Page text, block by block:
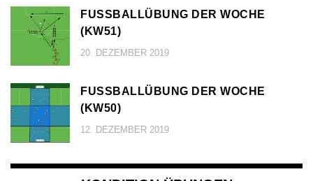
FUSSBALLÜBUNG DER WOCHE (
KW51)
20. DEZEMBER 2019
FUSSBALLÜBUNG DER WOCHE (
KW50)
12. DEZEMBER 2019